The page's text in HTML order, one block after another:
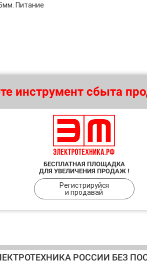
Питание
инструмент сбыта
БЕСПЛАТНАЯ ПЛОЩАДКА
ДЛЯ УВЕЛИЧЕНИЯ ПРОДАЖ !
Регистрируйся
и продавай
РОССИИ БЕЗ